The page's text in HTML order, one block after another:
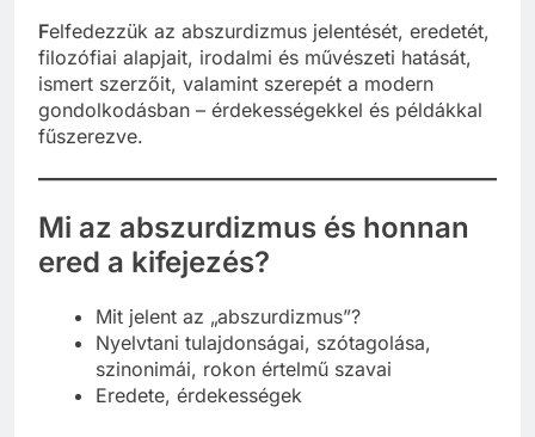
Felfedezzük az abszurdizmus jelentését, eredetét,
filozófiai alapjait, irodalmi és művészeti hatását,
ismert szerzőit, valamint szerepét a modern
gondolkodásban – érdekességekkel és példákkal
fűszerezve.
Mi az abszurdizmus és honnan
ered a kifejezés?
Mit jelent az „abszurdizmus”?
Nyelvtani tulajdonságai, szótagolása,
szinonimái, rokon értelmű szavai
Eredete, érdekességek